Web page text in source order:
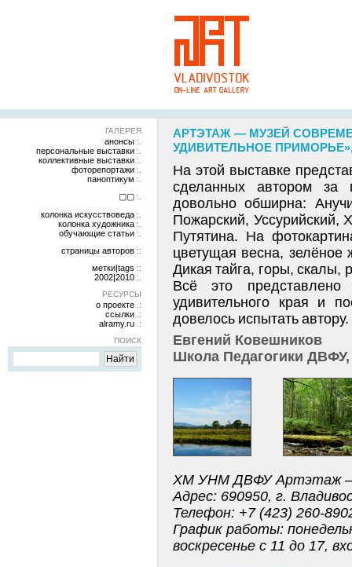
ГАЛЕРЕЯ
анонсы
персональные выставки
коллективные выставки
фоторепортажи
паноптикум
▢▢
колонка искусствоведа
колонка художника
обучающие статьи
страницы авторов
метки|tags
2002|2010
РЕСУРСЫ
о проекте
ссылки
alramy.ru
ПОИСК
АРТЭТАЖ — МУЗЕЙ
УДИВИТЕЛЬНОЕ
На этой выставке
сделанных автором за
довольно обширна:
Пожарский, Уссурийский,
Путятина. На
цветущая весна, зелёное
Дикая тайга, горы,
Всё это представлено
удивительного края и
довелось испытать
Евгений Ковешников
Школа Педагогики ДВФУ,
ХМ УНМ ДВФУ Артэтаж —
Адрес: 690950, г.
Телефон: +7 (423) 260-
График работы:
воскресенье с 11 до 17,